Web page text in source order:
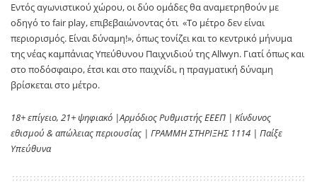
Εντός αγωνιστικού χώρου, οι δύο ομάδες θα αναμετρηθούν με
οδηγό το fair play, επιβεβαιώνοντας ότι «Το μέτρο δεν είναι
περιορισμός. Είναι δύναμη!», όπως τονίζει και το κεντρικό μήνυμα
της νέας καμπάνιας Υπεύθυνου Παιχνιδιού τηςAllwyn. Γιατί όπως και
στο ποδόσφαιρο, έτσι και στο παιχνίδι, η πραγματική δύναμη
βρίσκεται στο μέτρο.
18+ επίγειο, 21+ ψηφιακό |Αρμόδιος Ρυθμιστής ΕΕΕΠ | Κίνδυνος
εθισμού & απώλειας περιουσίας | ΓΡΑΜΜΗ ΣΤΗΡΙΞΗΣ 1114 | Παίξε
Υπεύθυνα